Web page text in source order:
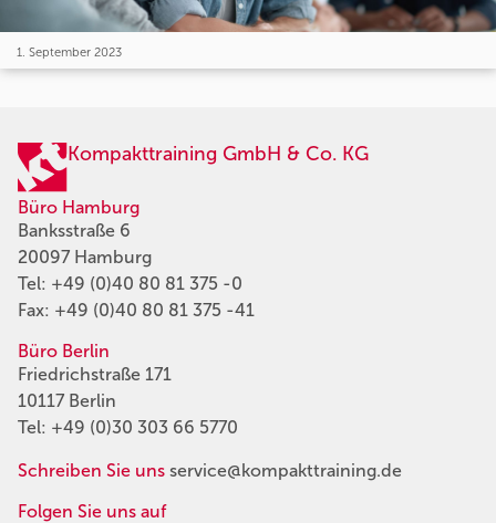
1. September 2023
Kompakttraining GmbH & Co. KG
Büro Hamburg
Banksstraße 6
20097 Hamburg
Tel: +49 (0)40 80 81 375 -0
Fax: +49 (0)40 80 81 375 -41
Büro Berlin
Friedrichstraße 171
10117 Berlin
Tel: +49 (0)30 303 66 5770
Schreiben Sie uns service@kompakttraining.de
Folgen Sie uns auf